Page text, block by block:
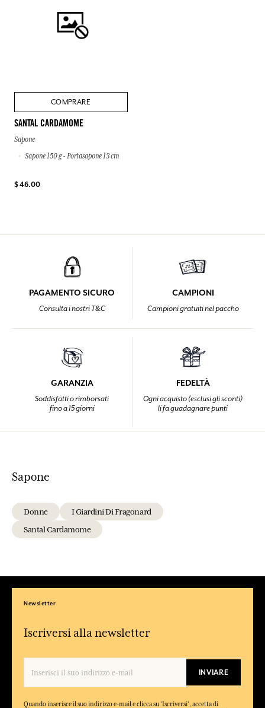
COMPRARE
SANTAL CARDAMOME
Sapone
Sapone 150 g - Portasapone 13 cm
$ 46.00
PAGAMENTO SICURO
Consulta i nostri T&C
CAMPIONI
Campioni gratuiti nel paccho
GARANZIA
Soddisfatti o rimborsati
fino a 15 giorni
FEDELTÀ
Ogni acquisto (esclusi gli sconti)
li fa guadagnare punti
Sapone
Donne
I Giardini Di Fragonard
Santal Cardamome
Newsletter
Iscriversi alla newsletter
INVIARE
Quando inserisce il suo indirizzo e-mail e clicca su 'Iscriversi', accetta di